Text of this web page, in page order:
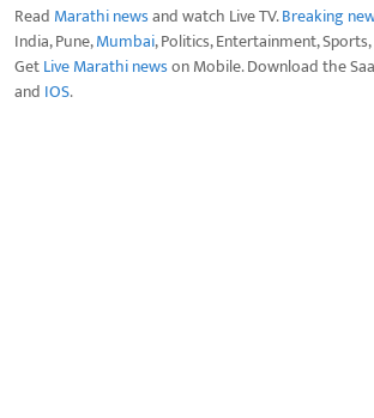
Read Marathi newsand watch Live TV.Breaking
India, Pune,Mumbai, Politics, Entertainment,
GetLive Marathi newson Mobile. Download the
and IOS.